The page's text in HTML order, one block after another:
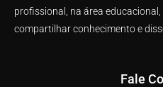
profissional, na área
compartilhar conhecimento e
Fale